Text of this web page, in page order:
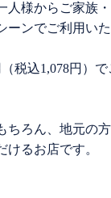
人様からご家族
ーンでご利用いた
税込1,078円）
ちろん、地元の
けるお店です。